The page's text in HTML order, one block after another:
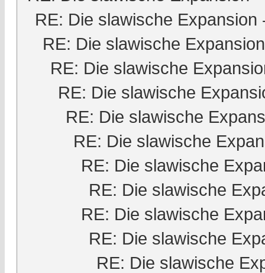
RE: Die slawische Expansion
RE: Die slawische Expansion
RE: Die slawische
RE: Die slawische
RE: Die slawische
RE: Die slawische
RE: Die slawische
RE: Die slawische
RE: Die slawische
RE: Die slawische
RE: Die slawische